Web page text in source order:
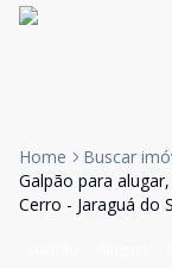
Home
Buscar
Galpão para
Cerro - Jaraguá do